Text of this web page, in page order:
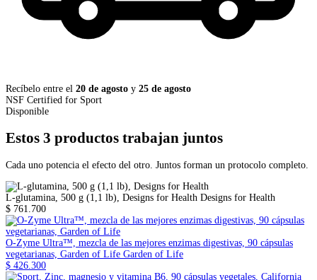
Recíbelo entre el 20 de agosto y 25 de agosto
NSF Certified for Sport
Disponible
Estos 3 productos trabajan juntos
Cada uno potencia el efecto del otro. Juntos forman un protocolo completo.
L-glutamina, 500 g (1,1 lb), Designs for Health Designs for Health
$ 761.700
O-Zyme Ultra™, mezcla de las mejores enzimas digestivas, 90 cápsulas
vegetarianas, Garden of Life Garden of Life
$ 426.300